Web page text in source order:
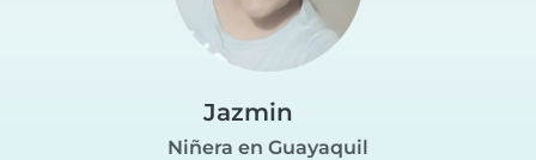
Jazmin
Niñera en Guayaquil